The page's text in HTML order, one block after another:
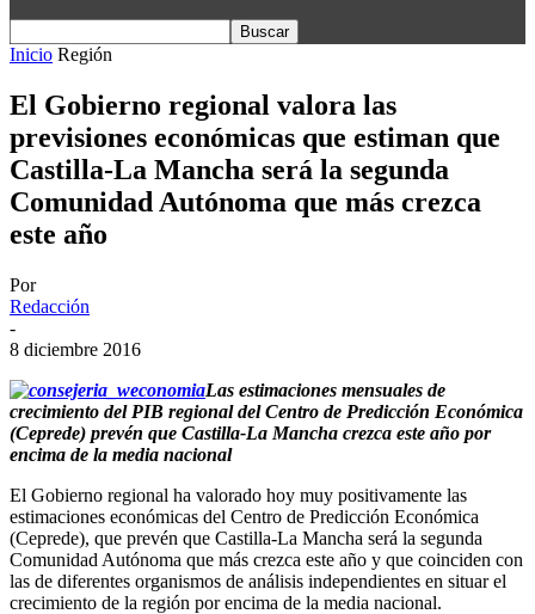
Inicio Región
El Gobierno regional valora las
previsiones económicas que estiman que
Castilla-La Mancha será la segunda
Comunidad Autónoma que más crezca
este año
Por
Redacción
-
8 diciembre 2016
Las estimaciones mensuales de
crecimiento del PIB regional del Centro de Predicción Económica
(Ceprede) prevén que Castilla-La Mancha crezca este año por
encima de la media nacional
El Gobierno regional ha valorado hoy muy positivamente las
estimaciones económicas del Centro de Predicción Económica
(Ceprede), que prevén que Castilla-La Mancha será la segunda
Comunidad Autónoma que más crezca este año y que coinciden con
las de diferentes organismos de análisis independientes en situar el
crecimiento de la región por encima de la media nacional.